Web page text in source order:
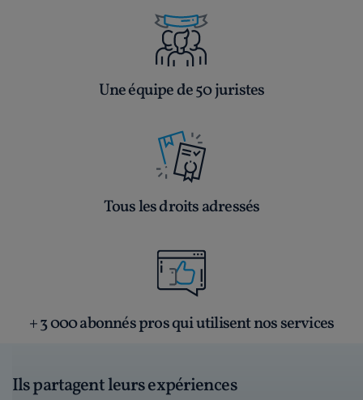
Une équipe de 50 juristes
Tous les droits adressés
+ 3 000 abonnés pros qui utilisent nos services
Ils partagent leurs expériences